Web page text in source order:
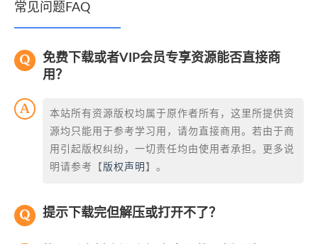
常见问题FAQ
免费下载或者VIP会员专享资源能否直接商
用？
本站所有资源版权均属于原作者所有，这里所提供资
源均只能用于参考学习用，请勿直接商用。若由于商
用引起版权纠纷，一切责任均由使用者承担。更多说
明请参考【 版权声明 】。
提示下载完但解压或打开不了？